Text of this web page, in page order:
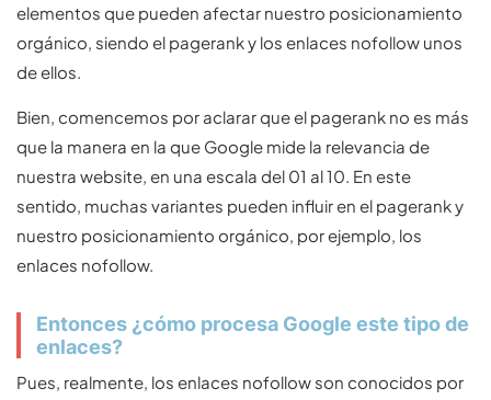
elementos que pueden afectar nuestro posicionamiento
orgánico, siendo el pagerank y los enlaces nofollow unos
de ellos.
Bien, comencemos por aclarar que el pagerank no es más
que la manera en la que Google mide la relevancia de
nuestra website, en una escala del 01 al 10. En este
sentido, muchas variantes pueden influir en el pagerank y
nuestro posicionamiento orgánico, por ejemplo, los
enlaces nofollow.
Entonces ¿cómo procesa Google este tipo de
enlaces?
Pues, realmente, los enlaces nofollow son conocidos por